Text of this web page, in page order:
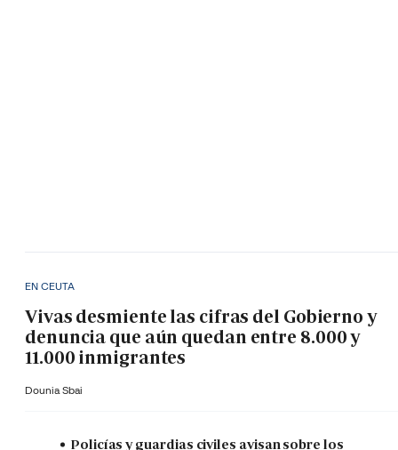
EN CEUTA
Vivas desmiente las cifras del Gobierno y
denuncia que aún quedan entre 8.000 y
11.000 inmigrantes
Dounia Sbai
Policías y guardias civiles avisan sobre los